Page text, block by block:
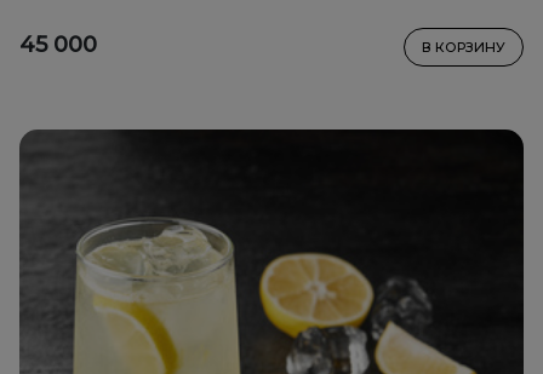
45 000 В КОРЗИНУ